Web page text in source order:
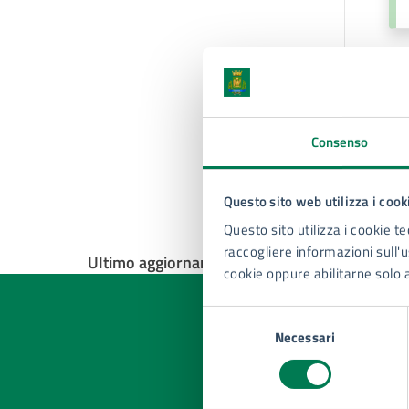
Consenso
Questo sito web utilizza i
Questo sito utilizza i cookie
raccogliere informazioni
cookie oppure abilitarne
Necessari
Ultimo aggiornamento:17/04/2025, 09:35